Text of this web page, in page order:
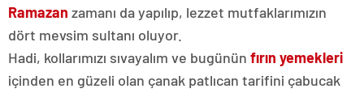
Ramazan zamanı da yapılıp, lezzet mutfaklarımızın
dört mevsim sultanı oluyor.
Hadi, kollarımızı sıvayalım ve bugünün fırın yemekleri
içinden en güzeli olan çanak patlıcan tarifini çabucak